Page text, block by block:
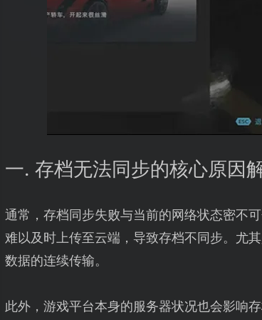
一. 存档无法同步的核心原因
通常，存档同步失败与当前的网络状态密不
难以及时上传至云端，导致存档不同步。尤
数据的连续传输。
此外，游戏平台本身的服务器状况也会影响